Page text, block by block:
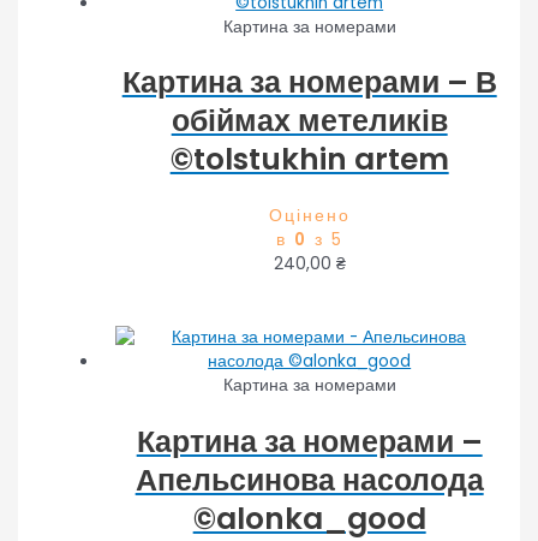
Картина за номерами
Картина за номерами – В
обіймах метеликів
©tolstukhin artem
Оцінено
в 0 з 5
240,00 ₴
Картина за номерами
Картина за номерами –
Апельсинова насолода
©alonka_good